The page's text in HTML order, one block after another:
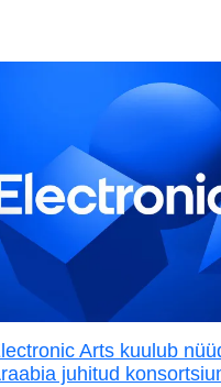
Arts kuulub
juhitud